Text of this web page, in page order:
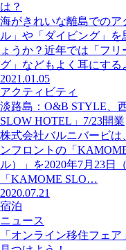
は？
海がきれいな離島での
ル」や「ダイビング」
ょうか？近年では「フ
グ」などもよく耳にす
2021.01.05
アクティビティ
淡路島：O&B STYLE、
SLOW HOTEL」7/23開業
株式会社バルニバービは
ンフロントの「
ル）」を2020年7月23日
「KAMOME SLO…
2020.07.21
宿泊
ニュース
「オンライン移住フェ